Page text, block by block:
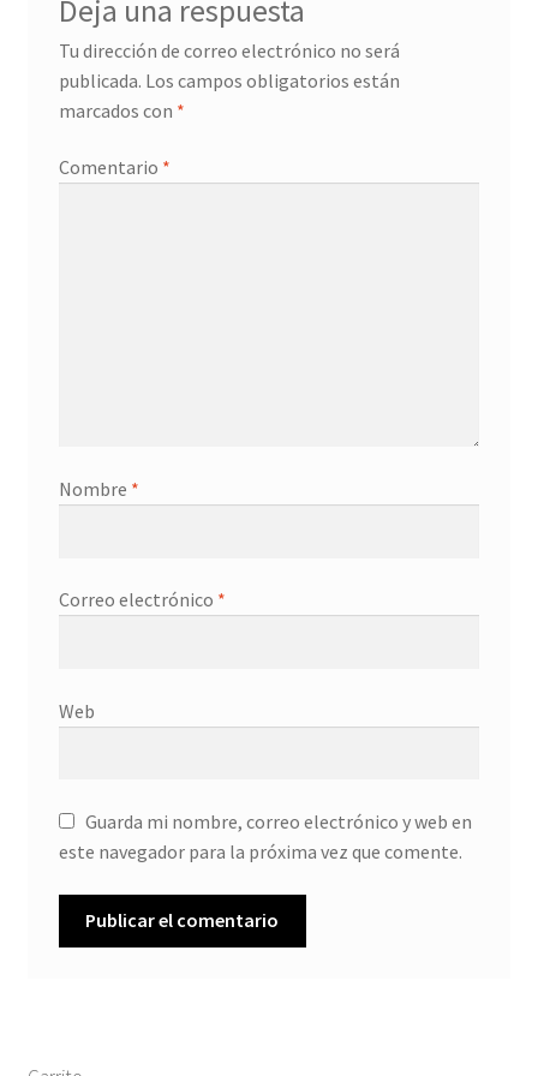
Quienes somos
Términos y condiciones
Deja una respuesta
Tu dirección de correo electrónico no será
publicada. Los campos obligatorios están
marcados con *
Comentario *
Nombre *
Correo electrónico *
Web
Guarda mi nombre, correo electrónico y web en
este navegador para la próxima vez que comente.